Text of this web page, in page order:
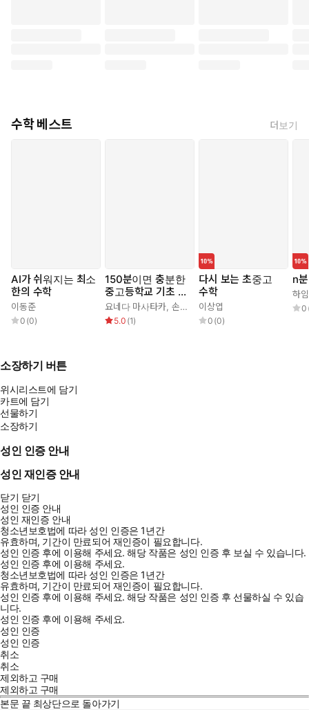
수학 베스트 더보기
AI가 쉬워지는 최소
한의 수학
이동준
0 (0)
150분이면 충분한
중고등학교 기초 수
학
요네다 마사타카, 손민규
5.0 (1)
다시 보는 초중고
수학
이상엽
0 (0)
n
하
0
소장하기 버튼
위시리스트에 담기
카트에 담기
선물하기
소장하기
성인 인증 안내
성인 재인증 안내
닫기 닫기
성인 인증 안내
성인 재인증 안내
청소년보호법에 따라 성인 인증은 1년간
유효하며, 기간이 만료되어 재인증이 필요합니다.
성인 인증 후에 이용해 주세요.해당 작품은 성인 인증 후 보실 수 있습니다.
성인 인증 후에 이용해 주세요.
청소년보호법에 따라 성인 인증은 1년간
유효하며, 기간이 만료되어 재인증이 필요합니다.
성인 인증 후에 이용해 주세요.해당 작품은 성인 인증 후 선물하실 수 있습
니다.
성인 인증 후에 이용해 주세요.
성인 인증
성인 인증
취소
취소
제외하고 구매
제외하고 구매
본문 끝 최상단으로 돌아가기